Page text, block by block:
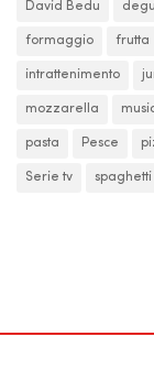
David Bedu
formaggio frutta
intrattenimento
mozzarella
pasta Pesce
Serie tv spaghetti